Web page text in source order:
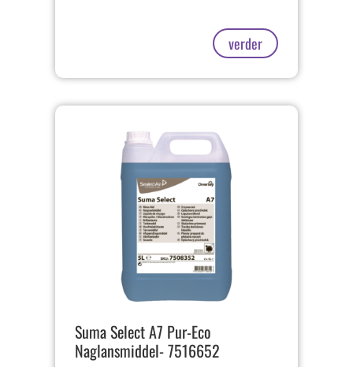
verder
Suma Select A7 Pur-Eco
Naglansmiddel- 7516652